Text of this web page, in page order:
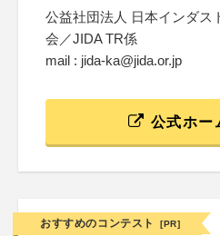
公益社団法人 日本インダス
会／JIDA TR係
mail : jida-ka@jida.or.jp
公式ホー
おすすめのコンテスト [PR]